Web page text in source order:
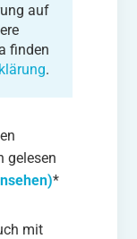
auf
finden
.
gelesen
*
mit